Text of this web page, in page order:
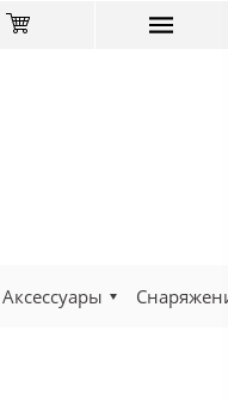
Аксессуары